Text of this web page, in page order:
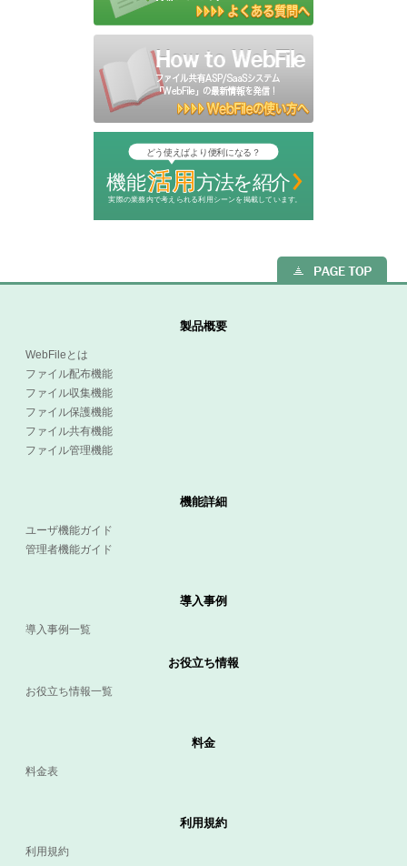
製品概要
WebFileとは
ファイル配布機能
ファイル収集機能
ファイル保護機能
ファイル共有機能
ファイル管理機能
機能詳細
ユーザ機能ガイド
管理者機能ガイド
導入事例
導入事例一覧
お役立ち情報
お役立ち情報一覧
料金
料金表
利用規約
利用規約